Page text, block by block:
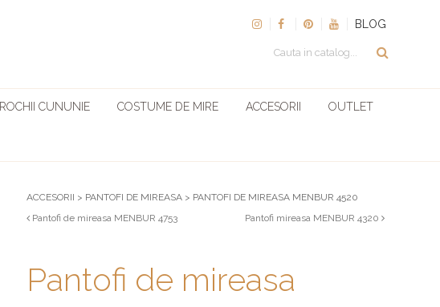
BLOG
ROCHII CUNUNIE COSTUME DE MIRE ACCESORII OUTLET
ACCESORII > PANTOFI DE MIREASA > PANTOFI DE MIREASA MENBUR 4520
Pantofi de mireasa MENBUR 4753
Pantofi mireasa MENBUR 4320
Pantofi de mireasa